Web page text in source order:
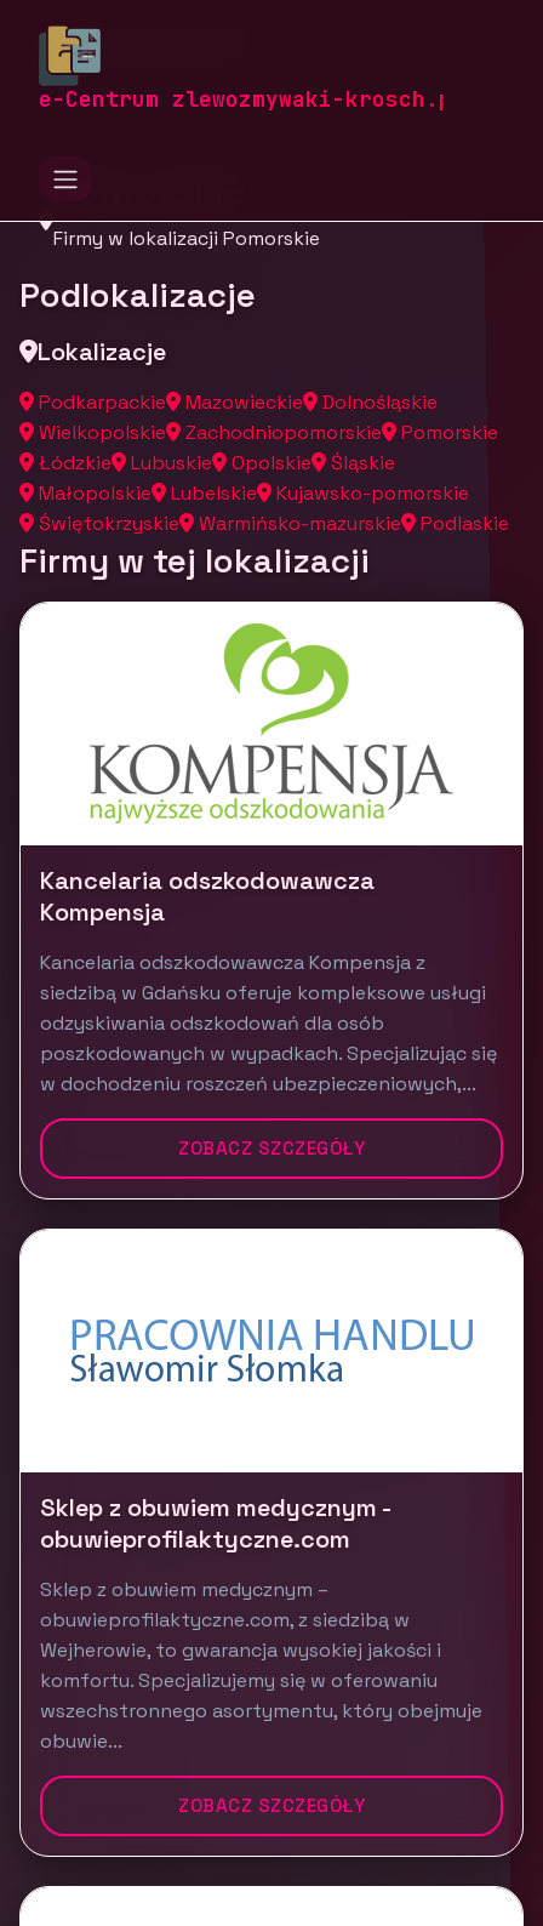
e-Centrum zlewozmywaki-krosch.pl
zlewozmywaki-krosch.pl
Firmy z województwa
Pomorskie
Firmy w lokalizacji Pomorskie
Podlokalizacje
Lokalizacje
Podkarpackie Mazowieckie
Dolnośląskie
Wielkopolskie
Zachodniopomorskie
Pomorskie
Łódzkie
Lubuskie Opolskie
Śląskie
Małopolskie
Lubelskie
Kujawsko-pomorskie
Świętokrzyskie
Warmińsko-mazurskie Podlaskie
Firmy w tej lokalizacji
Kancelaria odszkodowawcza
Kompensja
Kancelaria odszkodowawcza Kompensja z
siedzibą w Gdańsku oferuje kompleksowe usługi
odzyskiwania odszkodowań dla osób
poszkodowanych w wypadkach. Specjalizując się
w dochodzeniu roszczeń ubezpieczeniowych,...
ZOBACZ SZCZEGÓŁY
Sklep z obuwiem medycznym -
obuwieprofilaktyczne.com
Sklep z obuwiem medycznym –
obuwieprofilaktyczne.com, z siedzibą w
Wejherowie, to gwarancja wysokiej jakości i
komfortu. Specjalizujemy się w oferowaniu
wszechstronnego asortymentu, który obejmuje
obuwie...
ZOBACZ SZCZEGÓŁY